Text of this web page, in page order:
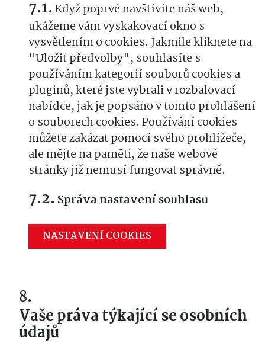
Když poprvé navštívíte náš web,
ukážeme vám vyskakovací okno s
vysvětlením o cookies. Jakmile kliknete na
"Uložit předvolby", souhlasíte s
používáním kategorií souborů cookies a
pluginů, které jste vybrali v rozbalovací
nabídce, jak je popsáno v tomto prohlášení
o souborech cookies. Používání cookies
můžete zakázat pomocí svého prohlížeče,
ale mějte na paměti, že naše webové
stránky již nemusí fungovat správně.
Správa nastavení souhlasu
NASTAVENÍ COOKIES
Vaše práva týkající se osobních
údajů